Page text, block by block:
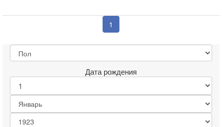
1
Дата рождения